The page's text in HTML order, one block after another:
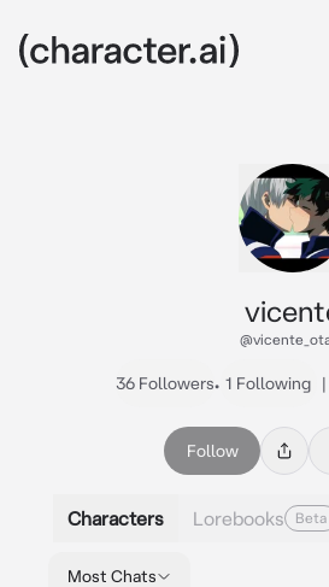
36 Followers• 1 Following |
Follow
Characters Lorebooks Beta
Most Chats